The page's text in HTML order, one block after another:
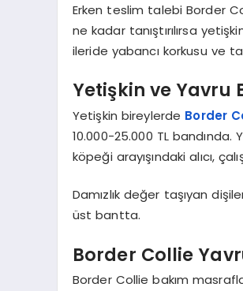
Erken teslim talebi Border
ne kadar tanıştırılırsa
ileride yabancı korkusu ve
Yetişkin ve Yavru
Yetişkin bireylerde Border
10.000-25.000 TL bandında.
köpeği arayışındaki alıcı,
Damızlık değer taşıyan
üst bantta.
Border Collie
Border Collie bakım